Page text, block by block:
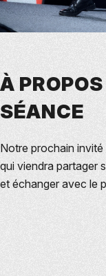
À
SÉANCE
Notre prochain invité
qui viendra partager
et échanger avec le